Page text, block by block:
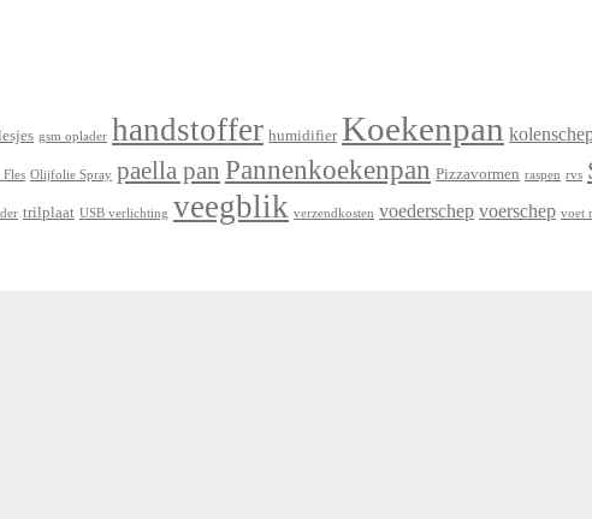
gsm oplader handstoffer humidifier Koekenpan
Olijfolie Spray paella pan Pannenkoekenpan Pizzavormen raspen rvs
trilplaat USB verlichting veegblik verzendkosten voederschep voerschep voet